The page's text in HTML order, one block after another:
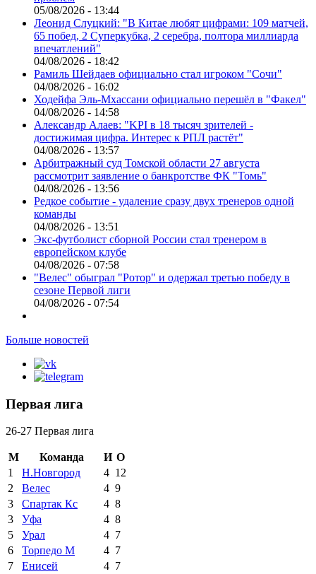
05/08/2026 - 13:44
Леонид Слуцкий: "В Китае любят цифрами: 109 матчей,
65 побед, 2 Суперкубка, 2 серебра, полтора миллиарда
впечатлений"
04/08/2026 - 18:42
Рамиль Шейдаев официально стал игроком "Сочи"
04/08/2026 - 16:02
Ходейфа Эль-Мхассани официально перешёл в "Факел"
04/08/2026 - 14:58
Александр Алаев: "KPI в 18 тысяч зрителей -
достижимая цифра. Интерес к РПЛ растёт"
04/08/2026 - 13:57
Арбитражный суд Томской области 27 августа
рассмотрит заявление о банкротстве ФК "Томь"
04/08/2026 - 13:56
Редкое событие - удаление сразу двух тренеров одной
команды
04/08/2026 - 13:51
Экс-футболист сборной России стал тренером в
европейском клубе
04/08/2026 - 07:58
"Велес" обыграл "Ротор" и одержал третью победу в
сезоне Первой лиги
04/08/2026 - 07:54
Больше новостей
Первая лига
26-27 Первая лига
М Команда И О
1
Н.Новгород 4 12
2
Велес 4 9
3
Спартак Кс 4 8
3
Уфа 4 8
5
Урал 4 7
6
Торпедо М 4 7
7
Енисей 4 7